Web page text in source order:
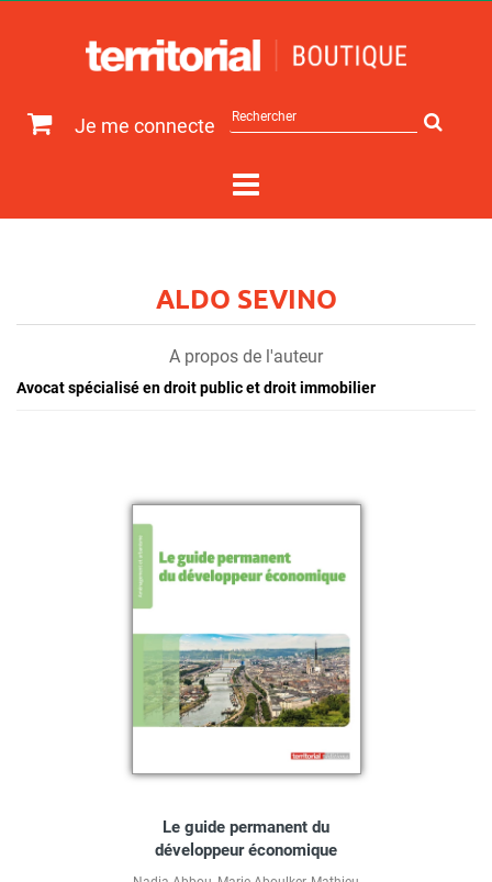
Je me connecte
sur
ALDO SEVINO
A propos de l'auteur
Avocat spécialisé en droit public et droit immobilier
Le guide permanent du
développeur économique